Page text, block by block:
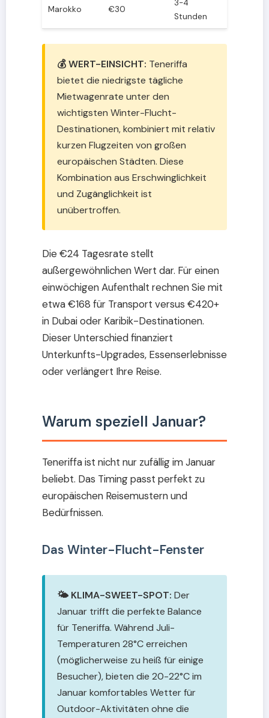
Marokko €30
3-4
Stunden
💰 WERT-EINSICHT: Teneriffa
bietet die niedrigste tägliche
Mietwagenrate unter den
wichtigsten Winter-Flucht-
Destinationen, kombiniert mit relativ
kurzen Flugzeiten von großen
europäischen Städten. Diese
Kombination aus Erschwinglichkeit
und Zugänglichkeit ist
unübertroffen.
Die €24 Tagesrate stellt
außergewöhnlichen Wert dar. Für einen
einwöchigen Aufenthalt rechnen Sie mit
etwa €168 für Transport versus €420+
in Dubai oder Karibik-Destinationen.
Dieser Unterschied finanziert
Unterkunfts-Upgrades, Essenserlebnisse
oder verlängert Ihre Reise.
Warum speziell Januar?
Teneriffa ist nicht nur zufällig im Januar
beliebt. Das Timing passt perfekt zu
europäischen Reisemustern und
Bedürfnissen.
Das Winter-Flucht-Fenster
🌤️ KLIMA-SWEET-SPOT: Der
Januar trifft die perfekte Balance
für Teneriffa. Während Juli-
Temperaturen 28°C erreichen
(möglicherweise zu heiß für einige
Besucher), bieten die 20-22°C im
Januar komfortables Wetter für
Outdoor-Aktivitäten ohne die